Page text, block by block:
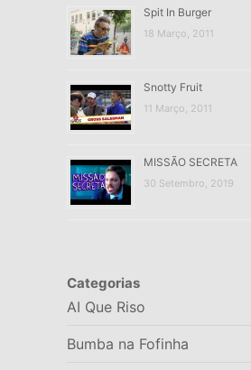
Spit In Burger
18 Março, 2011
Snotty Fruit
11 Março, 2011
MISSÃO SECRETA
30 Setembro, 2019
Categorias
AI Que Riso
Bumba na Fofinha